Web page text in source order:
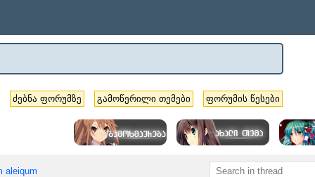
ძებნა ფორუმზე გამოწერილი თემები ფორუმის წესები
aleiqum